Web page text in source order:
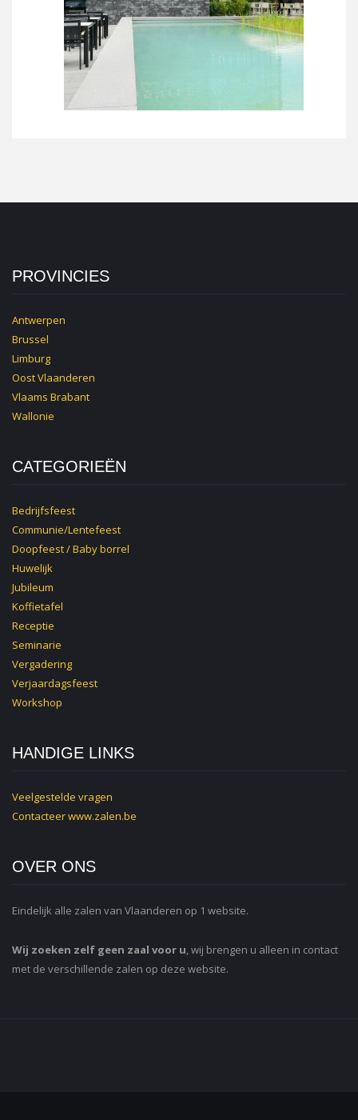
PROVINCIES
Antwerpen
Brussel
Limburg
Oost Vlaanderen
Vlaams Brabant
Wallonie
CATEGORIEËN
Bedrijfsfeest
Communie/Lentefeest
Doopfeest / Baby borrel
Huwelijk
Jubileum
Koffietafel
Receptie
Seminarie
Vergadering
Verjaardagsfeest
Workshop
HANDIGE LINKS
Veelgestelde vragen
Contacteerwww.zalen.be
OVER ONS
Eindelijk alle zalen van Vlaanderen op 1 website.
Wij zoeken zelf geen zaal voor u, wij brengen u alleen in contact
met de verschillende zalen op deze website.